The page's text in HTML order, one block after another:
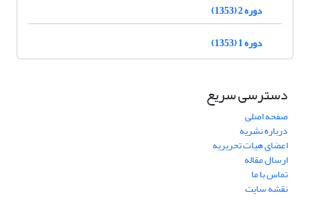
دوره 2 (1353)
دوره 1 (1353)
دسترسی سریع
صفحه اصلی
درباره نشریه
اعضای هیات تحریریه
ارسال مقاله
تماس با ما
نقشه سایت